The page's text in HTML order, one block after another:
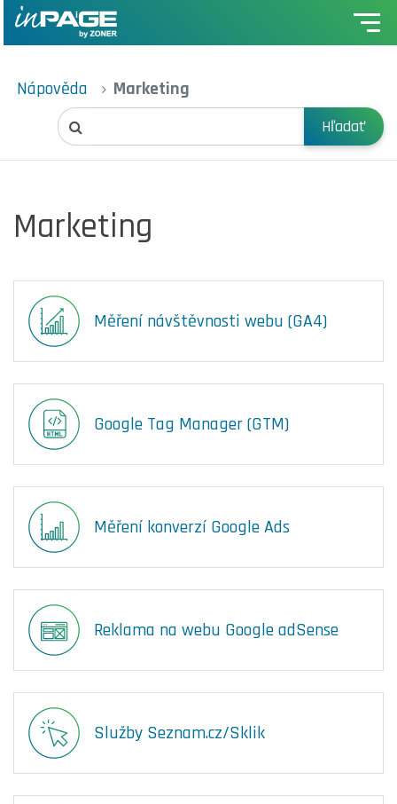
Nápověda Marketing
Hľadať
Marketing
Měření návštěvnosti webu (GA4)
Google Tag Manager (GTM)
Měření konverzí Google Ads
Reklama na webu Google adSense
Služby Seznam.cz/Sklik